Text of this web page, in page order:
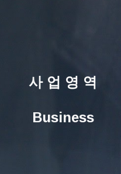
사 업 영 역
Business